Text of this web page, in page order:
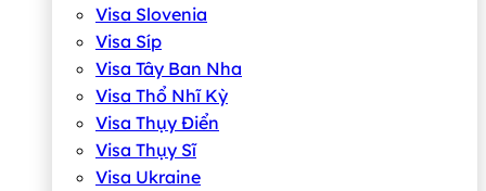
Visa Slovenia
Visa Síp
Visa Tây Ban Nha
Visa Thổ Nhĩ Kỳ
Visa Thụy Điển
Visa Thụy Sĩ
Visa Ukraine